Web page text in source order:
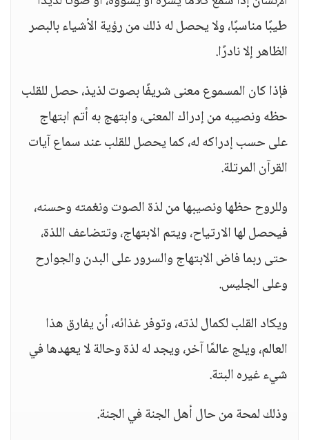
طيبًا مناسبًا، ولا يحصل له ذلك من رؤية الأشياء بالبصر
الظاهر إلا نادرًا.
فإذا كان المسموع معنى شريفًا بصوت لذيذ، حصل للقلب
حظه ونصيبه من إدراك المعنى، وابتهج به أتم ابتهاج
على حسب إدراكه له، كما يحصل للقلب عند سماع آيات
القرآن المرتلة.
وللروح حظها ونصيبها من لذة الصوت ونغمته وحسنه،
فيحصل لها الارتياح، ويتم الابتهاج، وتتضاعف اللذة،
حتى ربما فاض الابتهاج والسرور على البدن والجوارح
وعلى الجليس.
ويكاد القلب لكمال لذته، وتوفر غذائه، أن يفارق هذا
العالم، ويلج عالمًا آخر، ويجد له لذة وحالة لا يعهدها في
شيء غيره البتة.
وذلك لمحة من حال أهل الجنة في الجنة.